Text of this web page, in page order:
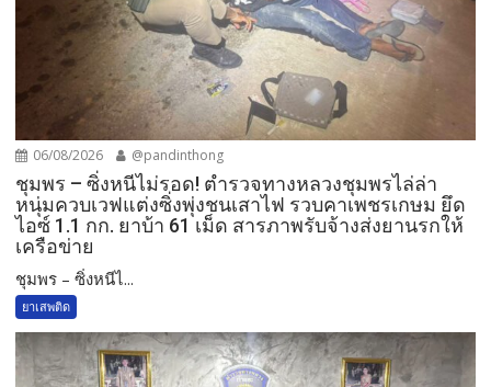
06/08/2026 @pandinthong
ชุมพร – ซิ่งหนีไม่รอด! ตำรวจทางหลวงชุมพรไล่ล่า
หนุ่มควบเวฟแต่งซิ่งพุ่งชนเสาไฟ รวบคาเพชรเกษม ยึด
ไอซ์ 1.1 กก. ยาบ้า 61 เม็ด สารภาพรับจ้างส่งยานรกให้
เครือข่าย
ชุมพร – ซิ่งหนีไ...
ยาเสพติด